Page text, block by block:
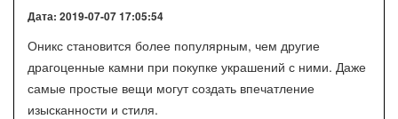
Дата: 2019-07-07 17:05:54
Оникс становится более популярным, чем другие
драгоценные камни при покупке украшений с ними. Даже
самые простые вещи могут создать впечатление
изысканности и стиля.